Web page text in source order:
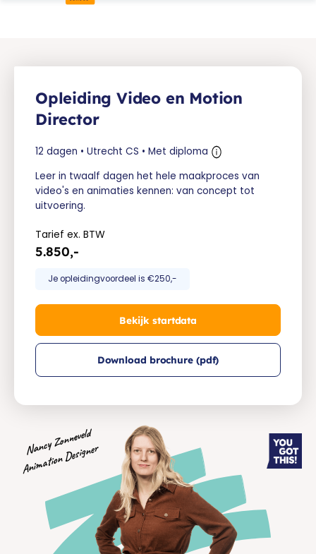
Opleiding Video en Motion
Director
12 dagen • Utrecht CS • Met diploma
Leer in twaalf dagen het hele maakproces van
video's en animaties kennen: van concept tot
uitvoering.
Tarief ex. BTW
5.850,-
Je opleidingvoordeel is €250,-
Bekijk startdata
Download brochure (pdf)
Nancy Zonneveld
Animation Designer